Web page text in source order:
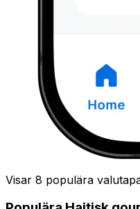
Visar 8 populära